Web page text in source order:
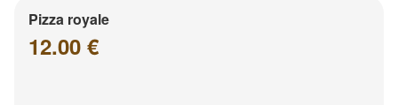
Pizza royale
12.00 €